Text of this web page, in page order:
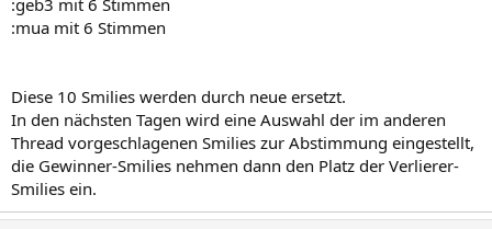
:mua mit 6 Stimmen
Diese 10 Smilies werden durch neue ersetzt.
In den nächsten Tagen wird eine Auswahl der im anderen
Thread vorgeschlagenen Smilies zur Abstimmung eingestellt,
die Gewinner-Smilies nehmen dann den Platz der Verlierer-
Smilies ein.